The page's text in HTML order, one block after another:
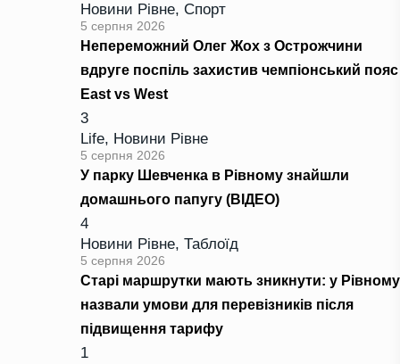
Новини Рівне, Спорт
5 серпня 2026
Непереможний Олег Жох з Острожчини
вдруге поспіль захистив чемпіонський пояс
East vs West
3
Life, Новини Рівне
5 серпня 2026
У парку Шевченка в Рівному знайшли
домашнього папугу (ВІДЕО)
4
Новини Рівне, Таблоїд
5 серпня 2026
Старі маршрутки мають зникнути: у Рівному
назвали умови для перевізників після
підвищення тарифу
1